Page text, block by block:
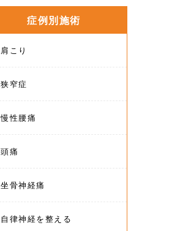
症例別施術
肩こり
狭窄症
慢性腰痛
頭痛
坐骨神経痛
自律神経を整える